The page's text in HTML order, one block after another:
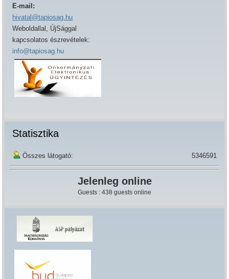
E-mail:
hivatal@tapiosag.hu
Weboldallal, ÚjSággal
kapcsolatos észrevételek:
info@tapiosag.hu
Statisztika
Összes látogató: 5346591
Jelenleg online
Guests : 438 guests online